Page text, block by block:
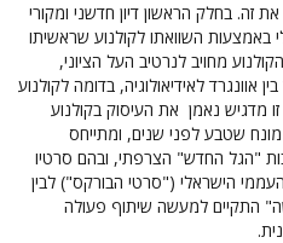
זה. בחלק הראשון דיון חדשני ומקורי
השוואתו לקולנוע שראשיתו
מחויב לנרטיב העל הציוני,
אוונגרד לאידיאולוגיה, בדומה לקולנוע
מדגיש נאמן את העיסוק בקולנוע
שטבע לפני שנים, ומתייחס
"הגל החדש" הצרפתי, ובהם סרטיו
הישראלי ("סרטי הבורקס") לבין
התקיים למעשה שיתוף פעולה